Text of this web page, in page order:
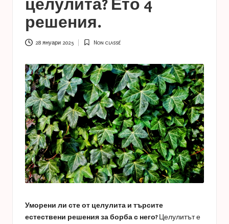
a
s
t
u
c
e
s
целулита? Ето 4
решения.
28 януари 2025
Posted
Non classé
Уморени ли сте от целулита и търсите
естествени решения за борба с него?Целулитът е